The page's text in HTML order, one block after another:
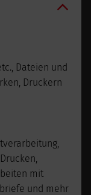
Dateien und
Druckern
mit
und mehr